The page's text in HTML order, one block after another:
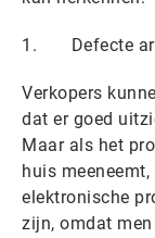
1. Defecte
Verkopers
dat er goed
Maar als het
huis
elektronische
zijn, omdat